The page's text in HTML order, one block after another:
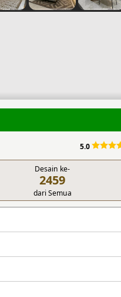
5.0
Desain ke-
2459
dari Semua